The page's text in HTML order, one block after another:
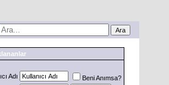
Adı
Beni Anımsa?